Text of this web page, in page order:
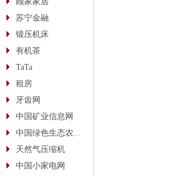
苏宁金融
锻压机床
有机茶
TaTa
租房
牙齿网
中国矿业信息网
中国绿色生态农业信息网
天然气压缩机
中国小家电网